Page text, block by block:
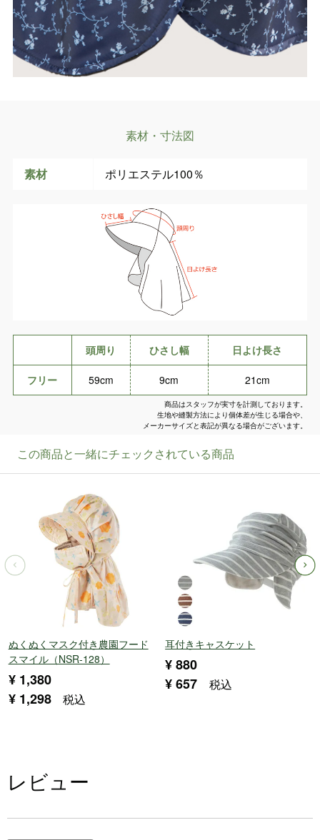
素材・寸法図
素材 ポリエステル100％
頭周り ひさし幅 日よけ長さ
フリー 59cm 9cm 21cm
商品はスタッフが実寸を計測しております。
生地や縫製方法により個体差が生じる場合や、
メーカーサイズと表記が異なる場合がございます。
ぬくぬくマスク付き農園フード
スマイル（NSR-128）
¥ 1,380
¥ 1,298 税込
耳付きキャスケット
¥880
¥657 税込
レビュー